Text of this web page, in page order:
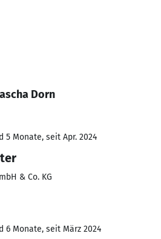
Dorn
5 Monate, seit Apr. 2024
& Co. KG
6 Monate, seit März 2024